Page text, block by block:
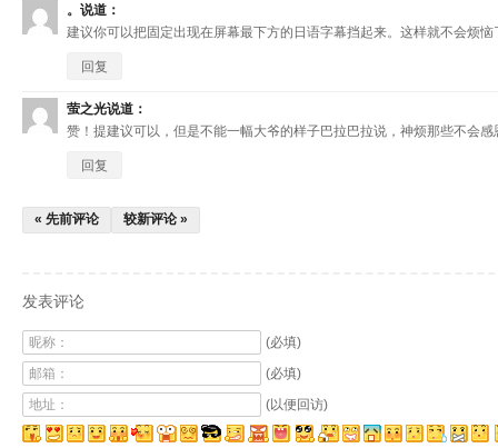
。 说道：
建议你可以把固定出现在屏幕最下方的日语字幕挡起来。这样就不会烦恼
回复
萤之光说道：
赞！提建议可以，但是不能一幅大爷的样子巴拉巴拉说，神烦那些不会感
回复
« 先前评论 较新评论 »
发表评论
昵称：
(必填)
邮箱：
(必填)
地址：
(以便回访)